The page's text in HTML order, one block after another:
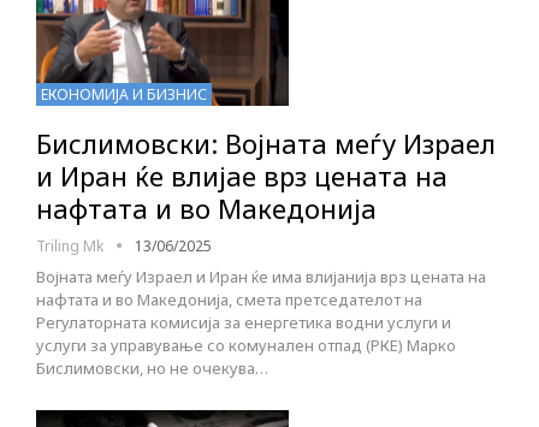
ЕКОНОМИЈА И БИЗНИС
Бислимовски: Војната меѓу Израел
и Иран ќе влијае врз цената на
нафтата и во Македонија
Triling Mk 13/06/2025
Војната меѓу Израел и Иран ќе има влијанија врз цената на
нафтата и во Македонија, смета претседателот на
Регулаторната комисија за енергетика водни услуги и
услуги за управување со комунален отпад (РКЕ) Марко
Бислимовски, но не очекува…